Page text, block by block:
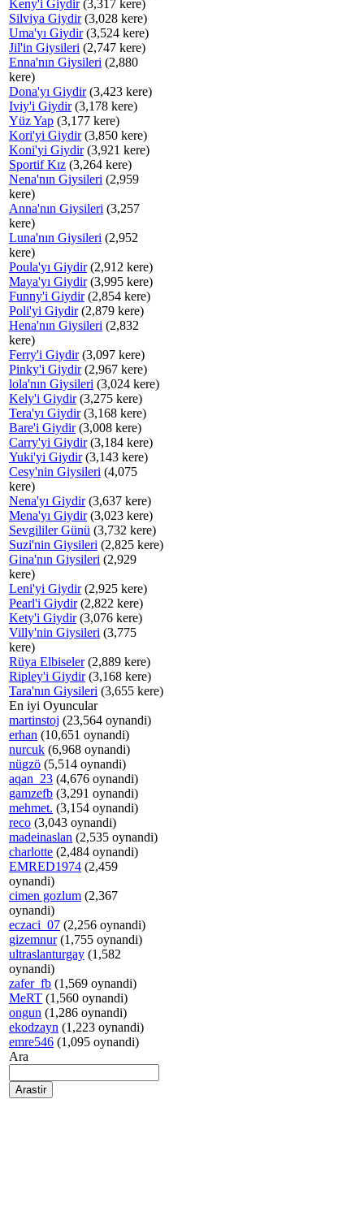
Keny'i Giydir(3,317 kere)
Silviya Giydir(3,028 kere)
Uma'yı Giydir(3,524 kere)
Jil'in Giysileri (2,747 kere)
Enna'nın Giysileri (2,880
kere)
Dona'yı Giydir(3,423 kere)
Iviy'i Giydir(3,178 kere)
Yüz Yap (3,177 kere)
Kori'yi Giydir(3,850 kere)
Koni'yi Giydir(3,921 kere)
Sportif Kız (3,264 kere)
Nena'nın Giysileri (2,959
kere)
Anna'nın Giysileri (3,257
kere)
Luna'nın Giysileri (2,952
kere)
Poula'yı Giydir(2,912 kere)
Maya'yı Giydir(3,995 kere)
Funny'i Giydir(2,854 kere)
Poli'yi Giydir(2,879 kere)
Hena'nın Giysileri (2,832
kere)
Ferry'i Giydir(3,097 kere)
Pinky'i Giydir(2,967 kere)
lola'nın Giysileri (3,024 kere)
Kely'i Giydir(3,275 kere)
Tera'yı Giydir(3,168 kere)
Bare'i Giydir(3,008 kere)
Carry'yi Giydir(3,184 kere)
Yuki'yi Giydir(3,143 kere)
Cesy'nin Giysileri (4,075
kere)
Nena'yı Giydir(3,637 kere)
Mena'yı Giydir(3,023 kere)
Sevgililer Günü (3,732 kere)
Suzi'nin Giysileri (2,825 kere)
Gina'nın Giysileri (2,929
kere)
Leni'yi Giydir(2,925 kere)
Pearl'i Giydir(2,822 kere)
Kety'i Giydir(3,076 kere)
Villy'nin Giysileri (3,775
kere)
Rüya Elbiseler(2,889 kere)
Ripley'i Giydir(3,168 kere)
Tara'nın Giysileri (3,655 kere)
En iyi Oyuncular
martinstoj (23,564 oynandi)
erhan (10,651 oynandi)
nurcuk (6,968 oynandi)
nügzö (5,514 oynandi)
aqan_23 (4,676 oynandi)
gamzefb (3,291 oynandi)
mehmet. (3,154 oynandi)
reco (3,043 oynandi)
madeinaslan (2,535 oynandi)
charlotte (2,484 oynandi)
EMRED1974 (2,459
oynandi)
cimen gozlum (2,367
oynandi)
eczaci_07 (2,256 oynandi)
gizemnur(1,755 oynandi)
ultraslanturgay (1,582
oynandi)
zafer_fb (1,569 oynandi)
MeRT (1,560 oynandi)
ongun (1,286 oynandi)
ekodzayn (1,223 oynandi)
emre546 (1,095 oynandi)
Ara